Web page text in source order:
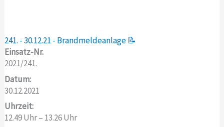
241. - 30.12.21 - Brandmeldeanlage 📝
Einsatz-Nr.
2021/241.
Datum:
30.12.2021
Uhrzeit:
12.49 Uhr – 13.26 Uhr